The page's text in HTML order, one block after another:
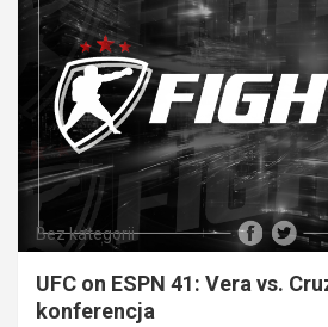
Bez kategorii
UFC on ESPN 41: Vera vs.
konferencja